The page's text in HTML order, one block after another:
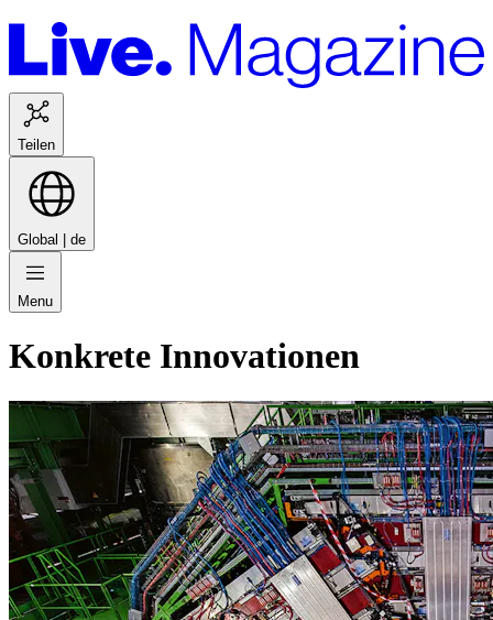
Teilen
Global | de
Menu
Konkrete Innovationen